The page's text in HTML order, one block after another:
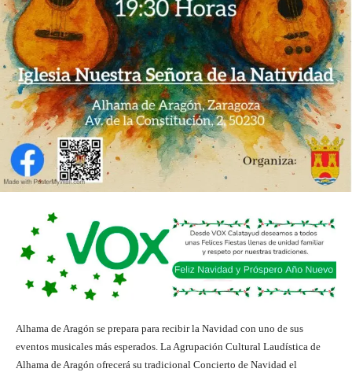
Alhama de Aragón se prepara para recibir la Navidad con uno de sus
eventos musicales más esperados. La Agrupación Cultural Laudística de
Alhama de Aragón ofrecerá su tradicional Concierto de Navidad el